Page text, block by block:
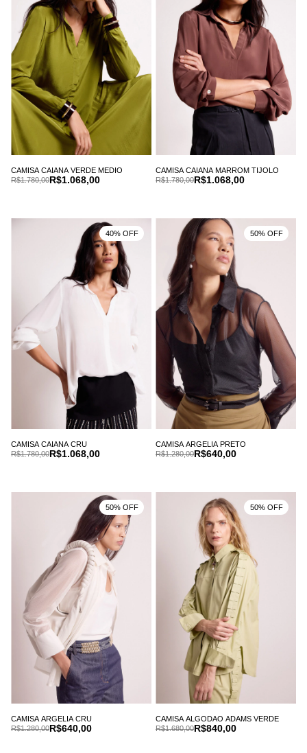
CAMISA CAIANA VERDE MEDIO
R$1.068,00
R$1.780,00
CAMISA CAIANA MARROM TIJOLO
R$1.068,00
R$1.780,00
CAMISA CAIANA CRU
R$1.068,00
R$1.780,00
40% OFF
CAMISA ARGELIA PRETO
R$640,00
R$1.280,00
50% OFF
CAMISA ARGELIA CRU
R$640,00
R$1.280,00
50% OFF
CAMISA ALGODAO ADAMS VERDE
R$840,00
R$1.680,00
50% OFF